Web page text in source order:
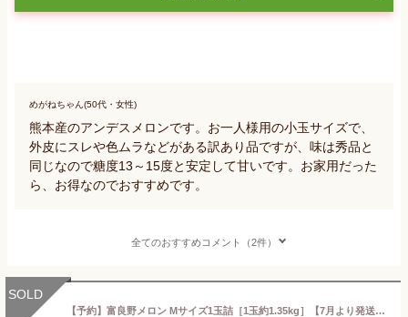
めがねちゃん(50代・女性)
熊本産のアンデスメロンです。お一人様用の小玉サイズで、
外皮にスレや色ムラなどがある訳あり品ですが、味は秀品と
同じなので糖度13～15度と安定して甘いです。お家用だった
ら、お得なのでおすすめです。
全てのおすすめコメント（2件）
SOLD
【予約】富良野メロン Mサイズ1玉詰［1玉約1.35kg］【7月より発送開始】送料無料 秀品 贈答 北海道 富良野ふらの メロン お中元 御中元 御礼 御祝 ギフト 贈り物 果物 フルーツ お取り寄せ